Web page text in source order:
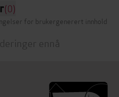
(0)
for brukergenerert innhold
ennå